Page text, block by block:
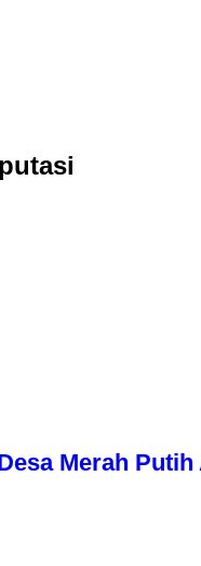
Merah